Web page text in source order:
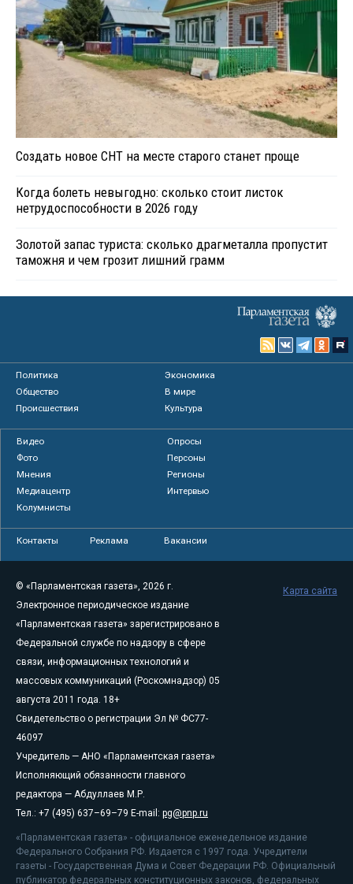
Создать новое СНТ на месте старого станет проще
Когда болеть невыгодно: сколько стоит листок
нетрудоспособности в 2026 году
Золотой запас туриста: сколько драгметалла пропустит
таможня и чем грозит лишний грамм
Политика
Экономика
Общество
В мире
Происшествия
Культура
Видео
Опросы
Фото
Персоны
Мнения
Регионы
Медиацентр
Интервью
Колумнисты
Контакты Реклама Вакансии
© «Парламентская газета», 2026 г.
Электронное периодическое издание
«Парламентская газета» зарегистрировано в
Федеральной службе по надзору в сфере
связи, информационных технологий и
массовых коммуникаций (Роскомнадзор) 05
августа 2011 года. 18+
Свидетельство о регистрации Эл № ФС77-
46097
Учредитель — АНО «Парламентская газета»
Исполняющий обязанности главного
редактора — Абдуллаев М.Р.
Тел.: +7 (495) 637–69–79 E-mail: pg@pnp.ru
«Парламентская газета» - официальное еженедельное издание
Федерального Собрания РФ. Издается с 1997 года. Учредители
газеты - Государственная Дума и Совет Федерации РФ. Официальный
публикатор федеральных конституционных законов, федеральных
Карта сайта